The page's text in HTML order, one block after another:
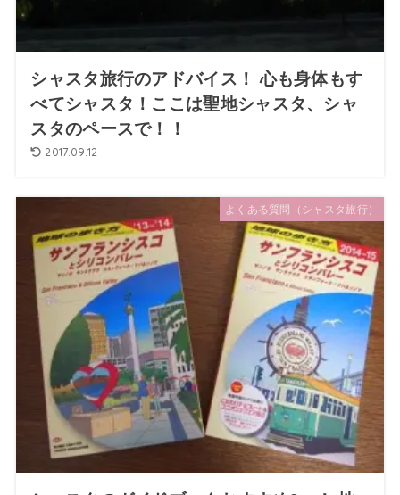
シャスタ旅行のアドバイス！ 心も身体もす
べてシャスタ！ここは聖地シャスタ、シャ
スタのペースで！！
2017.09.12
よくある質問（シャスタ旅行）